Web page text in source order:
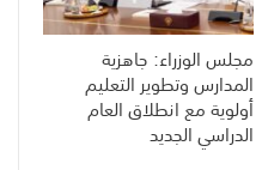
مجلس الوزراء: جاهزية
المدارس وتطوير التعليم
أولوية مع انطلاق العام
الدراسي الجديد